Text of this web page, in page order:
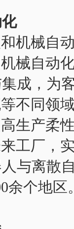
机械自
械自动
成，为
不同领
生产柔
工厂，
与离散
个地区